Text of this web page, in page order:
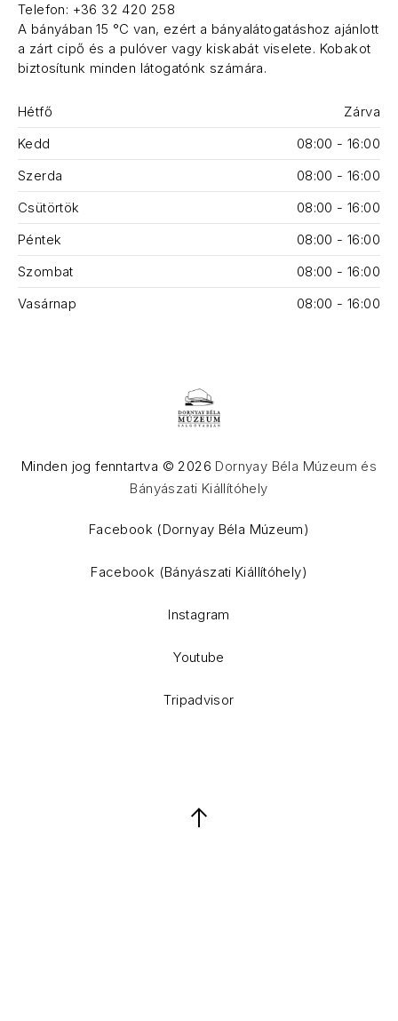
Telefon: +36 32 420 258
A bányában 15 °C van, ezért a bányalátogatáshoz ajánlott
a zárt cipő és a pulóver vagy kiskabát viselete. Kobakot
biztosítunk minden látogatónk számára.
Hétfő
Zárva
Kedd
08:00 - 16:00
Szerda
08:00 - 16:00
Csütörtök
08:00 - 16:00
Péntek
08:00 - 16:00
Szombat
08:00 - 16:00
Vasárnap
08:00 - 16:00
Minden jog fenntartva © 2026 Dornyay Béla Múzeum és
Bányászati Kiállítóhely
Facebook (Dornyay Béla Múzeum)
Facebook (Bányászati Kiállítóhely)
Instagram
Youtube
Tripadvisor